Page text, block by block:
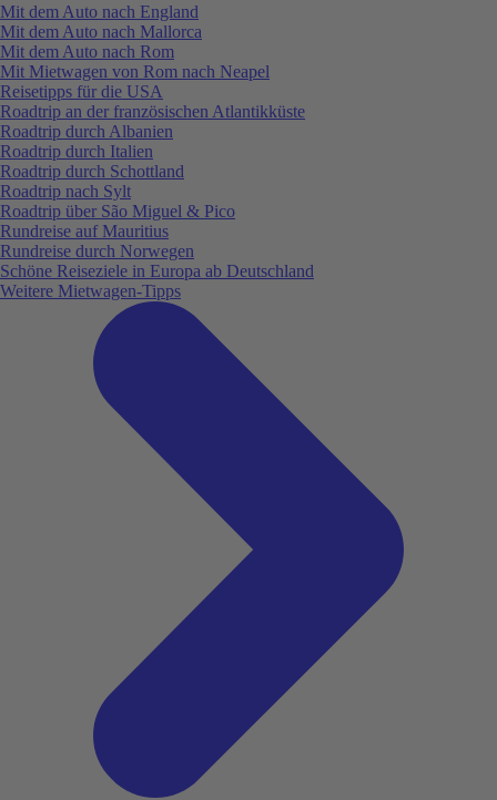
Mit dem Auto nach England
Mit dem Auto nach Mallorca
Mit dem Auto nach Rom
Mit Mietwagen von Rom nach Neapel
Reisetipps für die USA
Roadtrip an der französischen Atlantikküste
Roadtrip durch Albanien
Roadtrip durch Italien
Roadtrip durch Schottland
Roadtrip nach Sylt
Roadtrip über São Miguel & Pico
Rundreise auf Mauritius
Rundreise durch Norwegen
Schöne Reiseziele in Europa ab Deutschland
Weitere Mietwagen-Tipps